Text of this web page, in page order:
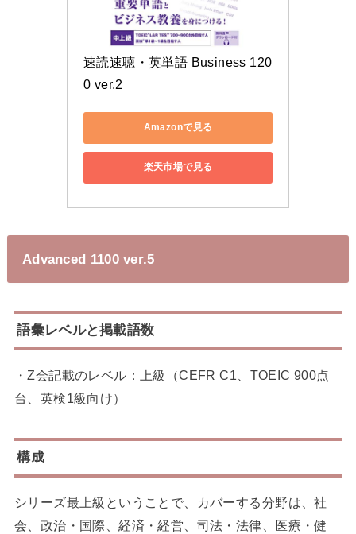
速読速聴・英単語 Business 120
0 ver.2
Amazonで見る
楽天市場で見る
Advanced 1100 ver.5
語彙レベルと掲載語数
・Z会記載のレベル：上級（CEFR C1、TOEIC 900点
台、英検1級向け）
構成
シリーズ最上級ということで、カバーする分野は、社
会、政治・国際、経済・経営、司法・法律、医療・健